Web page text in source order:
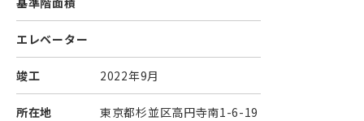
エレベーター
竣工 2022年9月
所在地 東京都杉並区高円寺南1-6-19